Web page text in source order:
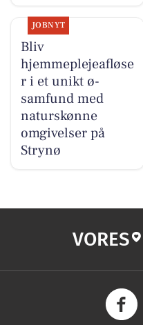
JOBNYT
Bliv
hjemmeplejeafløse
r i et unikt ø-
samfund med
naturskønne
omgivelser på
Strynø
VORES